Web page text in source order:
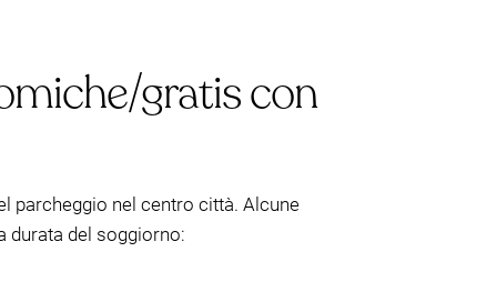
gratis con
parcheggio nel centro città. Alcune
durata del soggiorno: